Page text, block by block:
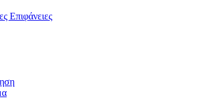
Επιφάνειες